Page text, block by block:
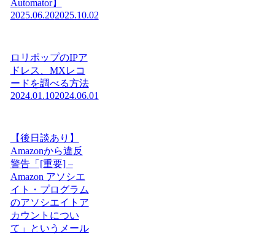
Automator】
2025.06.202025.10.02
ロリポップのIPア
ドレス、MXレコ
ードを調べる方法
2024.01.102024.06.01
【後日談あり】
Amazonから違反
警告「[重要] –
Amazon アソシエ
イト・プログラム
のアソシエイトア
カウントについ
て」というメール